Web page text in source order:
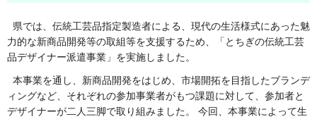
県では、伝統工芸品指定製造者による、現代の生活様式にあった魅
力的な新商品開発等の取組等を支援するため、「とちぎの伝統工芸
品デザイナー派遣事業」を実施しました。
本事業を通し、新商品開発をはじめ、市場開拓を目指したブランデ
ィングなど、それぞれの参加事業者がもつ課題に対して、参加者と
デザイナーが二人三脚で取り組みました。 今回、本事業によって生